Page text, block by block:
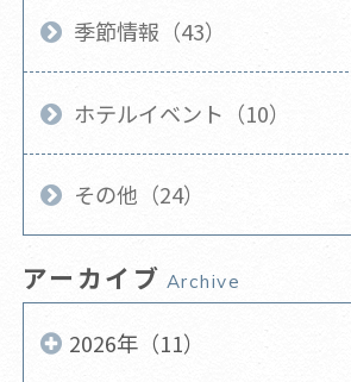
季節情報（43）
ホテルイベント（10）
その他（24）
アーカイブ Archive
2026年（11）